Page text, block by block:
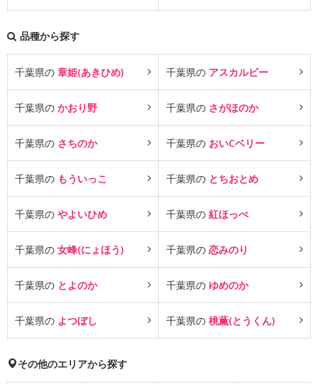
品種から探す
千葉県の 章姫(あきひめ) 千葉県の アスカルビー
千葉県の かおり野 千葉県の さがほのか
千葉県の さちのか 千葉県の おいCベリー
千葉県の もういっこ 千葉県の とちおとめ
千葉県の やよいひめ 千葉県の 紅ほっぺ
千葉県の 女峰(にょほう) 千葉県の 恋みのり
千葉県の とよのか 千葉県の ゆめのか
千葉県の よつぼし 千葉県の 桃薫(とうくん)
その他のエリアから探す